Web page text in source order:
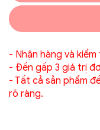
- Nhận hàng và
- Đền gấp 3 giá trị
- Tất cả sản phẩm
rõ ràng.